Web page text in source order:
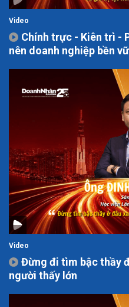
Video
Chính trực - Kiên trì -
nên doanh nghiệp bền
Video
Đừng đi tìm bậc thầy
người thấy lớn